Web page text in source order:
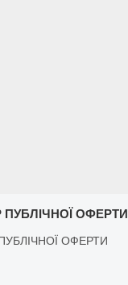
ПУБЛІЧНОЇ ОФЕРТИ
ОФЕРТИ